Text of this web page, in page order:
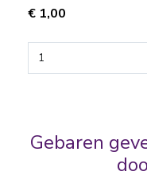
€ 1,00
Gebaren